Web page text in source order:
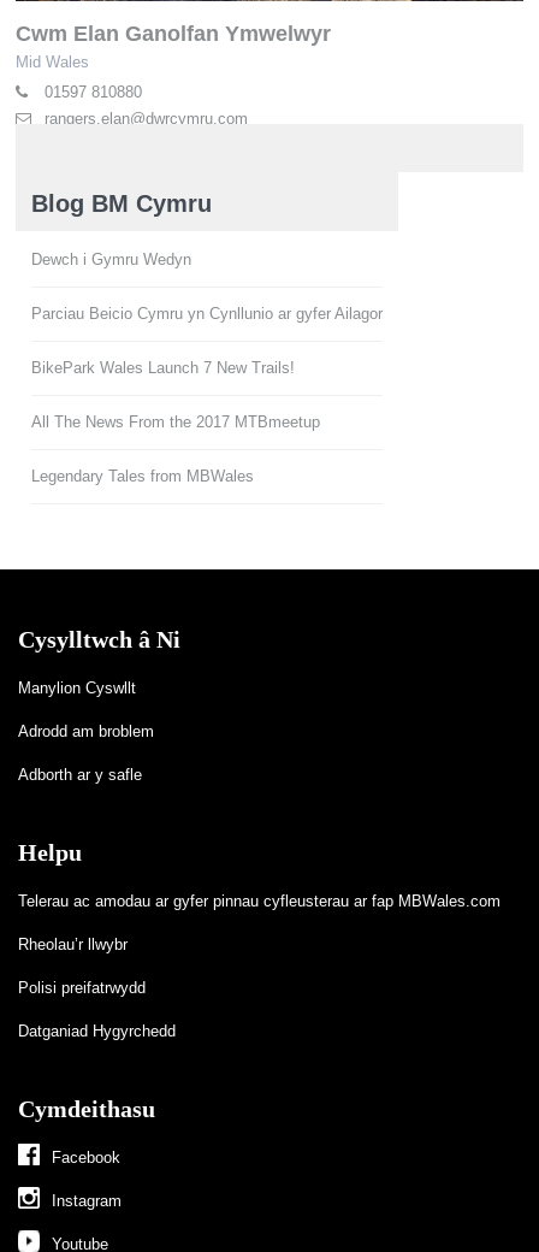
Cwm Elan Ganolfan Ymwelwyr
Mid Wales
01597 810880
rangers.elan@dwrcymru.com
Blog BM Cymru
Dewch i Gymru Wedyn
Parciau Beicio Cymru yn Cynllunio ar gyfer Ailagor
BikePark Wales Launch 7 New Trails!
All The News From the 2017 MTBmeetup
Legendary Tales from MBWales
Cysylltwch â Ni
Manylion Cyswllt
Adrodd am broblem
Adborth ar y safle
Helpu
Telerau ac amodau ar gyfer pinnau cyfleusterau ar fap MBWales.com
Rheolau’r llwybr
Polisi preifatrwydd
Datganiad Hygyrchedd
Cymdeithasu
Facebook
Instagram
Youtube